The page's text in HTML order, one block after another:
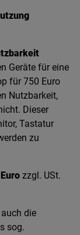
Geräte für eine
für 750 Euro
Nutzbarkeit,
Dieser
Tastatur
zu
zzgl. USt.
die
sog.